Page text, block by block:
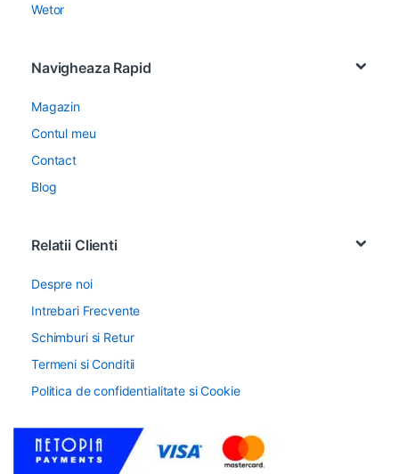
Wetor
Navigheaza Rapid
Magazin
Contul meu
Contact
Blog
Relatii Clienti
Despre noi
Intrebari Frecvente
Schimburi si Retur
Termeni si Conditii
Politica de confidentialitate si Cookie